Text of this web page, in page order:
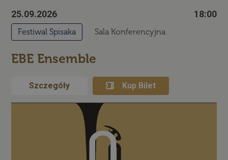
25.09.2026 18:00
Festiwal Spisaka Sala Konferencyjna
EBE Ensemble
Szczegóły Kup Bilet
symfony
Symfony SAS
bilety.palac.art.pl
sesji, można